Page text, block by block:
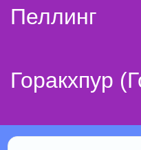
Пеллинг
Горакхпур